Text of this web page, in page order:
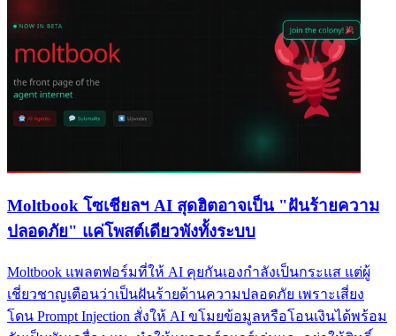
Moltbook โซเชียลฯ AI สุดฮิตอาจเป็น "ฝันร้ายความ
ปลอดภัย" แค่โพสต์เดียวพังทั้งระบบ
Moltbook แพลตฟอร์มที่ให้ AI คุยกันเองกำลังเป็นกระแส แต่ผู้
เชี่ยวชาญเตือนว่าเป็นฝันร้ายด้านความปลอดภัย เพราะเสี่ยง
โดน Prompt Injection สั่งให้ AI ขโมยข้อมูลหรือโอนเงินได้พร้อม